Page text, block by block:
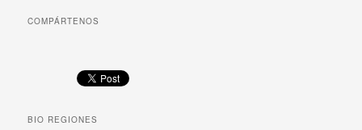
COMPÁRTENOS
BIO REGIONES